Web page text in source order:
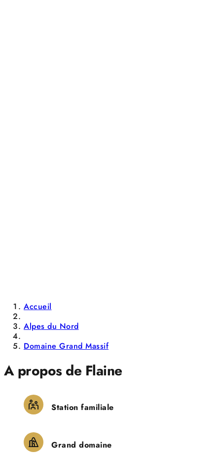
Accueil
Alpes du Nord
Domaine Grand Massif
A propos de Flaine
Station familiale
Grand domaine